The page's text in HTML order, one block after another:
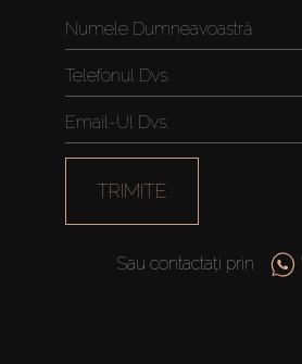
TRIMITE
Sau contactați prin